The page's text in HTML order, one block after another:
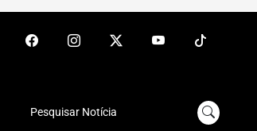
Pesquisar Notícia